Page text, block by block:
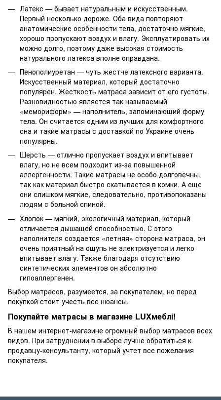
Латекс — бывает натуральным и искусственным.
Первый несколько дороже. Оба вида повторяют
анатомические особенности тела, достаточно мягкие,
хорошо пропускают воздух и влагу. Эксплуатировать их
можно долго, поэтому даже высокая стоимость
натурального латекса вполне оправдана.
Пенополиуретан — чуть жестче латексного варианта.
Искусственный материал, который достаточно
популярен. Жесткость матраса зависит от его густоты.
Разновидностью является так называемый
«мемориформ» — наполнитель, запоминающий форму
тела. Он считается одним из лучших для комфортного
сна и такие матрасы с доставкой по Украине очень
популярны.
Шерсть — отлично пропускает воздух и впитывает
влагу, но не всем подходит из-за повышенной
аллергенности. Такие матрасы не особо долговечны,
так как материал быстро скатывается в комки. А еще
они слишком мягкие, следовательно, противопоказаны
людям с больной спиной.
Хлопок — мягкий, экологичный материал, который
отличается дышащей способностью. С этого
наполнителя создается «летняя» сторона матраса, он
очень приятный на ощупь не электризуется и легко
впитывает влагу. Также благодаря отсутствию
синтетических элементов он абсолютно
гипоаллергенен.
Выбор матрасов, разумеется, за покупателем, но перед
покупкой стоит учесть все нюансы.
Покупайте матрасы в магазине LUXмеблі!
В нашем интернет-магазине огромный выбор матрасов всех
видов. При затруднении в выборе лучше обратиться к
продавцу-консультанту, который учтет все пожелания
покупателя.